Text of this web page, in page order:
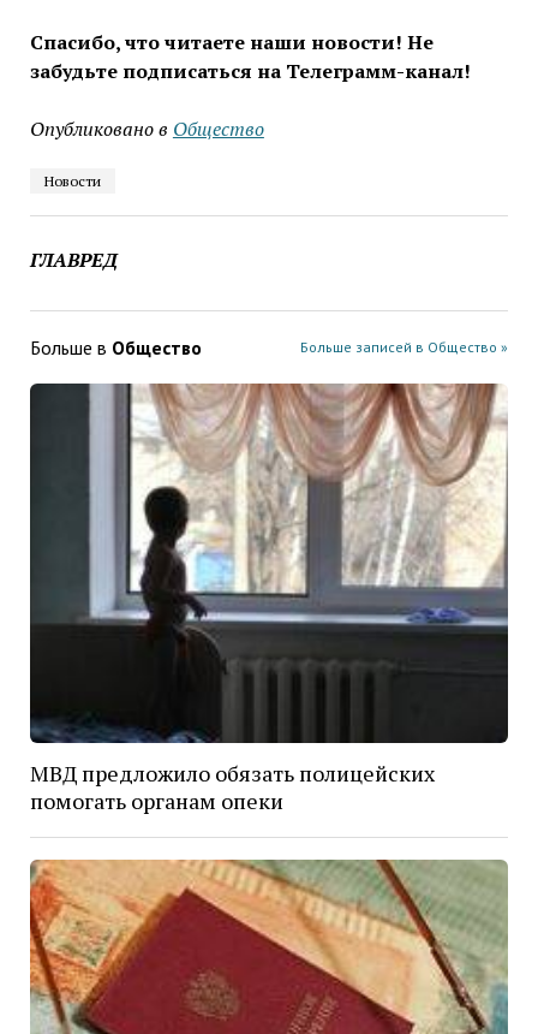
Спасибо, что читаете наши новости! Не
забудьте подписаться на Телеграмм-канал!
Опубликовано в Общество
Новости
ГЛАВРЕД
Больше в Общество Больше записей в Общество »
МВД предложило обязать полицейских
помогать органам опеки